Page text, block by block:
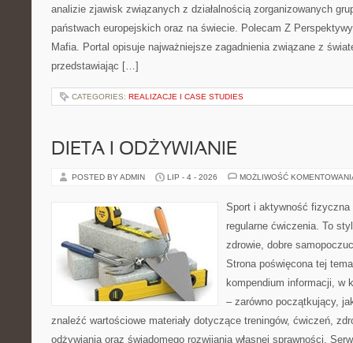
analizie zjawisk związanych z działalnością zorganizowanych
państwach europejskich oraz na świecie. Polecam Z
Mafia. Portal opisuje najważniejsze zagadnienia związane z
przedstawiając […]
CATEGORIES: REALIZACJE I CASE STUDIES
DIETA I ODŻYWIANIE
POSTED BY ADMIN LIP - 4 - 2026 MOŻLIWOŚĆ
Sport i aktywność
regularne ćwiczenia. To
zdrowie, dobre
Strona poświęcona tej
kompendium informacji, w
– zarówno początkujący,
znaleźć wartościowe materiały dotyczące treningów, ćwiczeń,
odżywiania oraz świadomego rozwijania własnej sprawności.